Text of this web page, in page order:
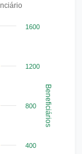
Previdenciário
de 2026
(R$) and
Beneficiários
400
800
1200
1600